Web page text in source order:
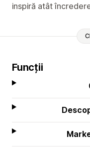
inspiră atât
Funcții